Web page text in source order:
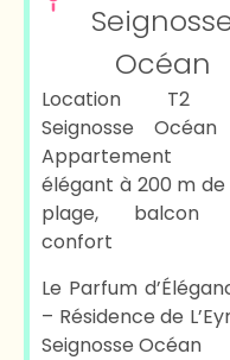
Océan
Location T2
Seignosse
Appartement
élégant à 200 m de
plage, balcon
confort
Le Parfum
– Résidence de
Seignosse Océan